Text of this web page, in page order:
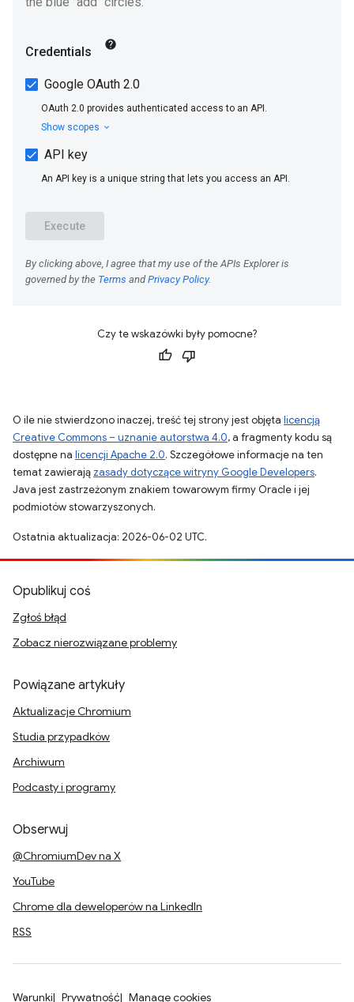
Czy te wskazówki były pomocne?
O ile nie stwierdzono inaczej, treść tej strony jest objęta licencją
Creative Commons – uznanie autorstwa 4.0, a fragmenty kodu są
dostępne na licencji Apache 2.0. Szczegółowe informacje na ten
temat zawierają zasady dotyczące witryny Google Developers.
Java jest zastrzeżonym znakiem towarowym firmy Oracle i jej
podmiotów stowarzyszonych.
Ostatnia aktualizacja: 2026-06-02 UTC.
Opublikuj coś
Zgłoś błąd
Zobacz nierozwiązane problemy
Powiązane artykuły
Aktualizacje Chromium
Studia przypadków
Archiwum
Podcasty i programy
Obserwuj
@ChromiumDev na X
YouTube
Chrome dla deweloperów na LinkedIn
RSS
Warunki Prywatność Manage cookies